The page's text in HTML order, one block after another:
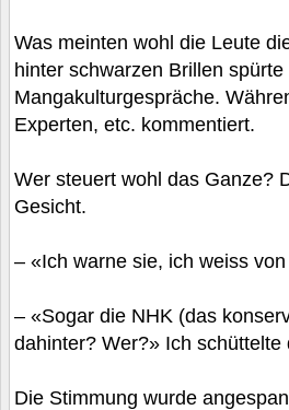
Was meinten wohl die Leute
hinter schwarzen Brillen
Mangakulturgespräche.
Experten, etc. kommentiert.
Wer steuert wohl das Ganze?
Gesicht.
– «Ich warne sie, ich weiss
– «Sogar die NHK (das
dahinter? Wer?» Ich schüttelte
Die Stimmung wurde